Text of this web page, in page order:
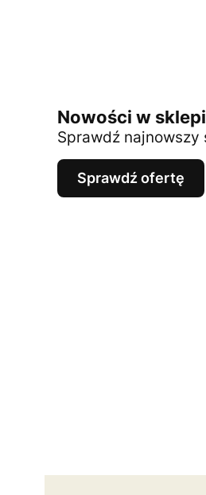
Nowości w
Sprawdź najnowszy
Sprawdź ofertę